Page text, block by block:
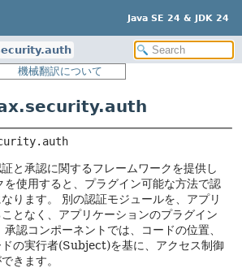
Java SE 24 & JDK 24
機械翻訳について
と承認に関するフレームワークを提供し
を使用すると、プラグイン可能な方法で認
ります。
別の認証モジュールを、アプリ
となく、アプリケーションのプラグイン
承認コンポーネントでは、コードの位置、
の実行者(Subject)を基に、アクセス制御
きます。